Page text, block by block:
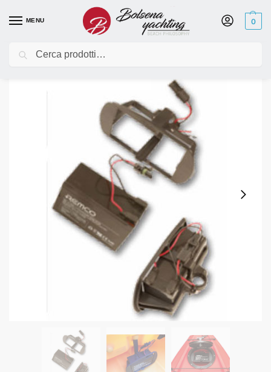
MENU 0
Home / Elettronica / Cablaggio